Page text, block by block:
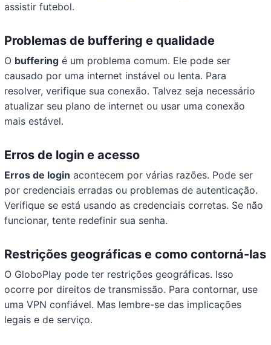
assistir futebol.
Problemas de buffering e qualidade
O buffering é um problema comum. Ele pode ser
causado por uma internet instável ou lenta. Para
resolver, verifique sua conexão. Talvez seja necessário
atualizar seu plano de internet ou usar uma conexão
mais estável.
Erros de login e acesso
Erros de login acontecem por várias razões. Pode ser
por credenciais erradas ou problemas de autenticação.
Verifique se está usando as credenciais corretas. Se não
funcionar, tente redefinir sua senha.
Restrições geográficas e como contorná-las
O GloboPlay pode ter restrições geográficas. Isso
ocorre por direitos de transmissão. Para contornar, use
uma VPN confiável. Mas lembre-se das implicações
legais e de serviço.